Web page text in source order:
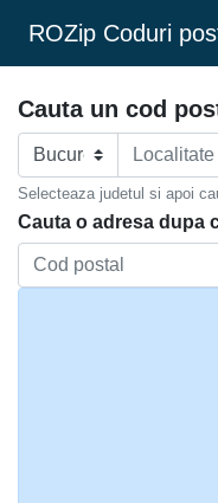
ROZip Coduri
Cauta un cod
Selecteaza judetul si apoi
Cauta o adresa dupa